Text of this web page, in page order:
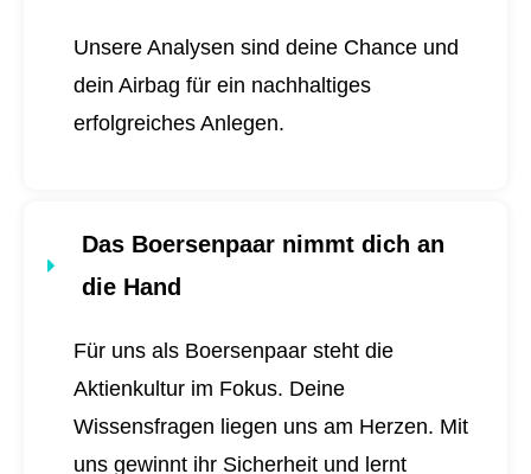
Unsere Analysen sind deine Chance und
dein Airbag für ein nachhaltiges
erfolgreiches Anlegen.
Das Boersenpaar nimmt dich an
die Hand
Für uns als Boersenpaar steht die
Aktienkultur im Fokus. Deine
Wissensfragen liegen uns am Herzen. Mit
uns gewinnt ihr Sicherheit und lernt